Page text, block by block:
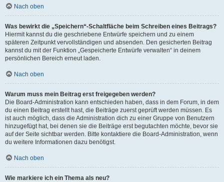
Nach oben
Was bewirkt die „Speichern“-Schaltfläche beim Schreiben eines Beitrags?
Hiermit kannst du die geschriebene Entwürfe speichern und zu einem
späteren Zeitpunkt vervollständigen und absenden. Den gesicherten Beitrag
kannst du mit der Funktion „Gespeicherte Entwürfe verwalten“ in deinem
persönlichen Bereich erneut laden.
Nach oben
Warum muss mein Beitrag erst freigegeben werden?
Die Board-Administration kann entschieden haben, dass in dem Forum, in dem
du einen Beitrag erstellt hast, die Beiträge zuerst geprüft werden müssen. Es
ist auch möglich, dass die Administration dich zu einer Gruppe von Benutzern
hinzugefügt hat, bei denen sie die Beiträge erst begutachten möchte, bevor sie
auf der Seite sichtbar werden. Bitte kontaktiere die Board-Administration, wenn
du weitere Informationen dazu benötigst.
Nach oben
Wie markiere ich ein Thema als neu?